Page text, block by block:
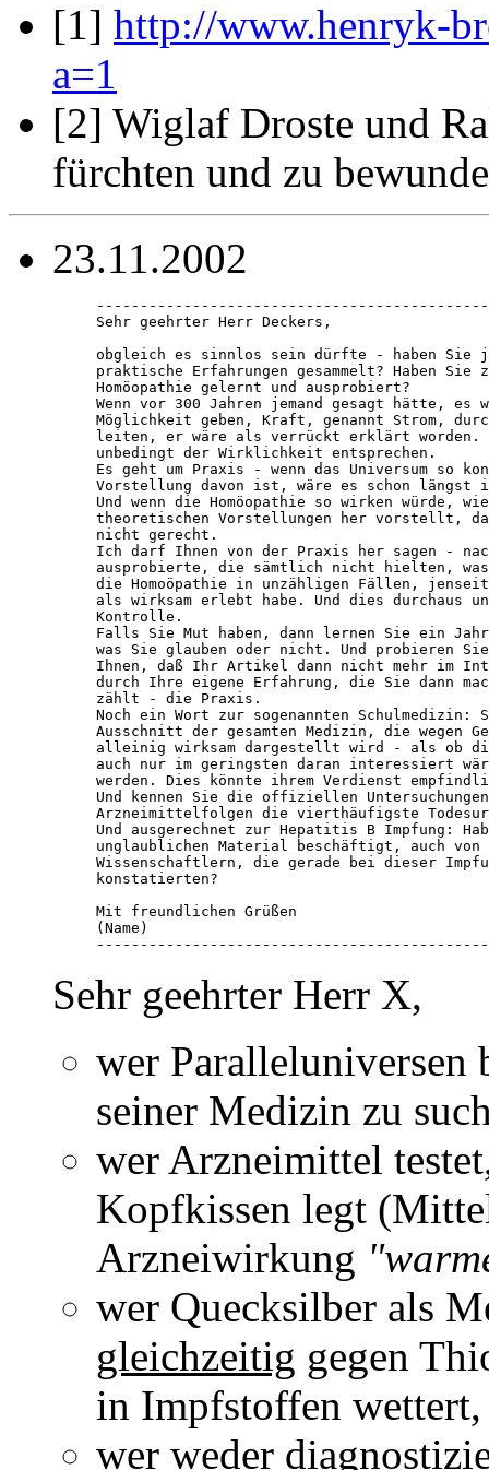
[1] http://www.henryk-
a=1
[2] Wiglaf Droste und
fürchten und zu
23.11.2002
Sehr geehrter Herr Deckers,
obgleich es sinnlos sein dürfte - haben Sie
praktische Erfahrungen gesammelt? Haben
Homöopathie gelernt und ausprobiert?
Wenn vor 300 Jahren jemand gesagt hätte, es
Möglichkeit geben, Kraft, genannt Strom,
leiten, er wäre als verrückt erklärt worden.
unbedingt der Wirklichkeit entsprechen.
Es geht um Praxis - wenn das Universum so
Vorstellung davon ist, wäre es schon längst in
Und wenn die Homöopathie so wirken würde,
theoretischen Vorstellungen her vorstellt,
nicht gerecht.
Ich darf Ihnen von der Praxis her sagen -
ausprobierte, die sämtlich nicht hielten,
die Homoöpathie in unzähligen Fällen,
als wirksam erlebt habe. Und dies durchaus
Kontrolle.
Falls Sie Mut haben, dann lernen Sie ein
was Sie glauben oder nicht. Und probieren
Ihnen, daß Ihr Artikel dann nicht mehr im
durch Ihre eigene Erfahrung, die Sie dann
zählt - die Praxis.
Noch ein Wort zur sogenannten
Ausschnitt der gesamten Medizin, die wegen
alleinig wirksam dargestellt wird - als ob die
auch nur im geringsten daran interessiert
werden. Dies könnte ihrem Verdienst
Und kennen Sie die offiziellen
Arzneimittelfolgen die vierthäufigste
Und ausgerechnet zur Hepatitis B Impfung:
unglaublichen Material beschäftigt, auch von
Wissenschaftlern, die gerade bei dieser
konstatierten?
Mit freundlichen Grüßen
(Name)
Sehr geehrter Herr X,
wer Paralleluniversen
seiner Medizin zu
wer Arzneimittel
Kopfkissen legt
Arzneiwirkung
wer Quecksilber als
gleichzeitig gegen
in Impfstoffen wettert,
wer weder